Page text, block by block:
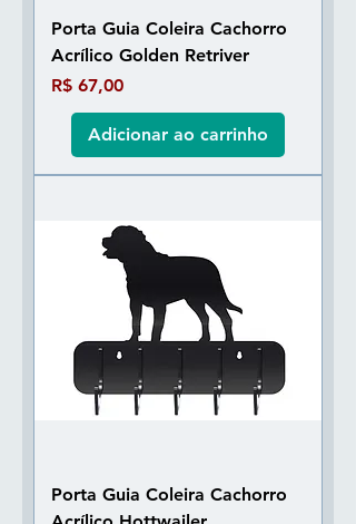
Porta Guia Coleira Cachorro
Acrílico Golden Retriver
Preço
R$ 67,00
Adicionar ao carrinho
Porta Guia Coleira Cachorro